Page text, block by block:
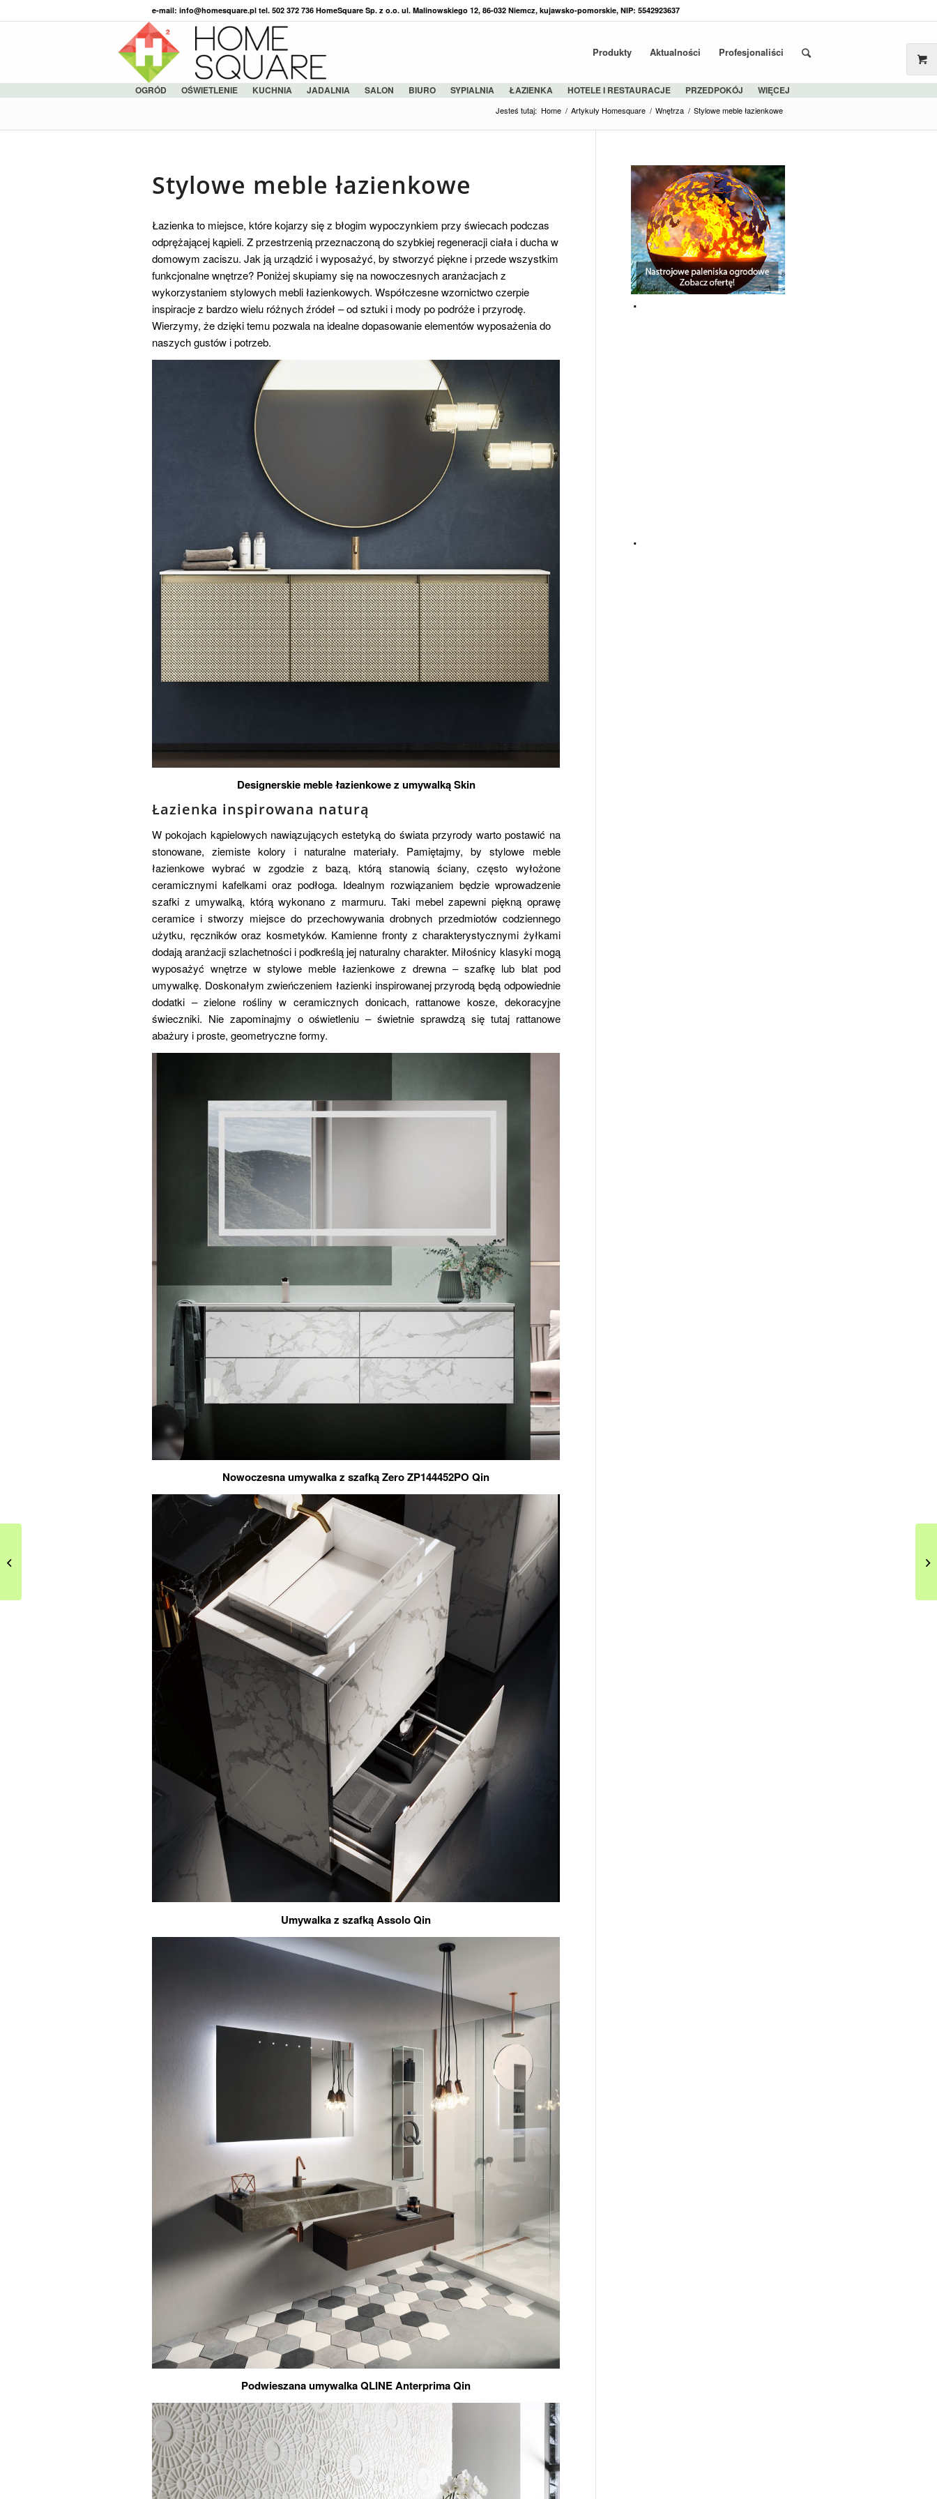
e-mail: info@homesquare.pl tel. 502 372 736 HomeSquare Sp. z o.o. ul. Malinowskiego 12, 86-032 Niemcz, kujawsko-pomorskie, NIP: 5542923637
Produkty Aktualności Profesjonaliści
OGRÓD OŚWIETLENIE KUCHNIA JADALNIA SALON BIURO SYPIALNIA ŁAZIENKA HOTELE I RESTAURACJE PRZEDPOKÓJ WIĘCEJ
Jesteś tutaj: Home / Artykuły Homesquare / Wnętrza / Stylowe meble łazienkowe
Stylowe meble łazienkowe
Łazienka to miejsce, które kojarzy się z błogim wypoczynkiem przy świecach podczas
odprężającej kąpieli. Z przestrzenią przeznaczoną do szybkiej regeneracji ciała i ducha w
domowym zaciszu. Jak ją urządzić i wyposażyć, by stworzyć piękne i przede wszystkim
funkcjonalne wnętrze? Poniżej skupiamy się na nowoczesnych aranżacjach z
wykorzystaniem stylowych mebli łazienkowych. Współczesne wzornictwo czerpie
inspiracje z bardzo wielu różnych źródeł – od sztuki i mody po podróże i przyrodę.
Wierzymy, że dzięki temu pozwala na idealne dopasowanie elementów wyposażenia do
naszych gustów i potrzeb.
Designerskie meble łazienkowe z umywalką Skin
Łazienka inspirowana naturą
W pokojach kąpielowych nawiązujących estetyką do świata przyrody warto postawić na
stonowane, ziemiste kolory i naturalne materiały. Pamiętajmy, by stylowe meble
łazienkowe wybrać w zgodzie z bazą, którą stanowią ściany, często wyłożone
ceramicznymi kafelkami oraz podłoga. Idealnym rozwiązaniem będzie wprowadzenie
szafki z umywalką, którą wykonano z marmuru. Taki mebel zapewni piękną oprawę
ceramice i stworzy miejsce do przechowywania drobnych przedmiotów codziennego
użytku, ręczników oraz kosmetyków. Kamienne fronty z charakterystycznymi żyłkami
dodają aranżacji szlachetności i podkreślą jej naturalny charakter. Miłośnicy klasyki mogą
wyposażyć wnętrze w stylowe meble łazienkowe z drewna – szafkę lub blat pod
umywalkę. Doskonałym zwieńczeniem łazienki inspirowanej przyrodą będą odpowiednie
dodatki – zielone rośliny w ceramicznych donicach, rattanowe kosze, dekoracyjne
świeczniki. Nie zapominajmy o oświetleniu – świetnie sprawdzą się tutaj rattanowe
abażury i proste, geometryczne formy.
Nowoczesna umywalka z szafką Zero ZP144452PO Qin
Umywalka z szafką Assolo Qin
Podwieszana umywalka QLINE Anterprima Qin